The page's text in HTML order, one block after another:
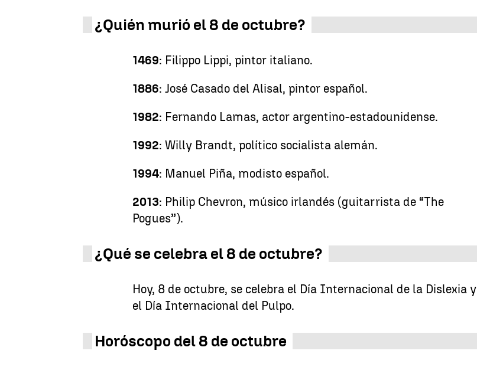
¿Quién murió el 8 de octubre?
1469: Filippo Lippi, pintor italiano.
1886: José Casado del Alisal, pintor español.
1982: Fernando Lamas, actor argentino-estadounidense.
1992: Willy Brandt, político socialista alemán.
1994: Manuel Piña, modisto español.
2013: Philip Chevron, músico irlandés (guitarrista de “The
Pogues”).
¿Qué se celebra el 8 de octubre?
Hoy, 8 de octubre, se celebra el Día Internacional de la Dislexia y
el Día Internacional del Pulpo.
Horóscopo del 8 de octubre